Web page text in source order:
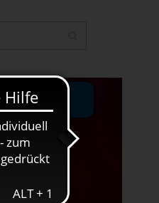
ONLINE-KURSE